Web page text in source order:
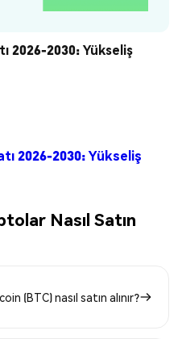
2026-2030: Yükseliş
2026-2030: Yükseliş
Nasıl Satın
(BTC) nasıl satın alınır?